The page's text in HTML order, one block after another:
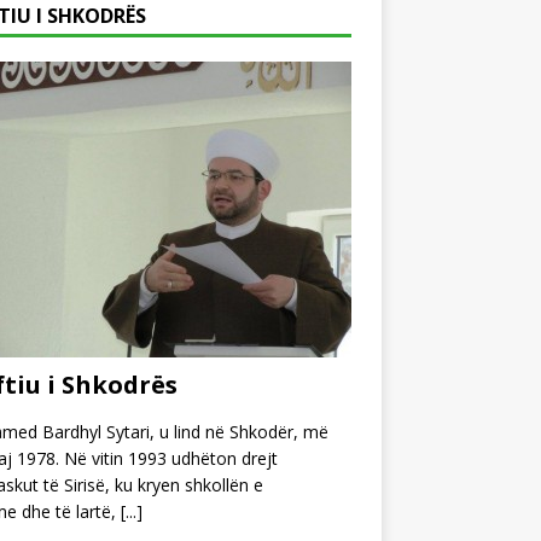
I SHKODRËS
i Shkodrës
Bardhyl Sytari, u lind në Shkodër, më
1978. Në vitin 1993 udhëton drejt
të Sirisë, ku kryen shkollën e
dhe të lartë, [...]